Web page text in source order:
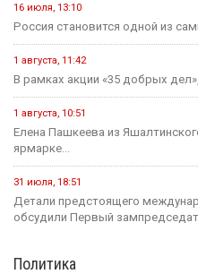
16 июля, 13:10
Россия становится одной из
1 августа, 11:42
В рамках акции «35 добрых
1 августа, 10:51
Елена Пашкеева из
ярмарке...
31 июля, 18:51
Детали предстоящего
обсудили Первый
Политика